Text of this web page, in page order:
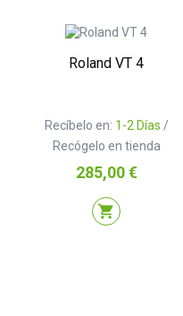
Roland VT 4
Recíbelo en: 1-2 Días /
Recógelo en tienda
Precio
285,00 €
shopping_cart